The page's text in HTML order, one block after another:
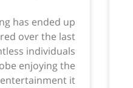
has ended up
over the last
individuals
enjoying the
it...